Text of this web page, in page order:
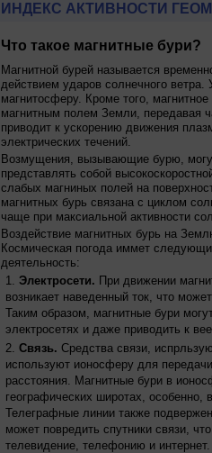
ИНДЕКС АКТИВНОСТИ
Что такое магнитные бури?
Магнитной бурей называется
действием ударов солнечного ветра.
магнитосферу. Кроме того,
магнитным полем Земли, передавая
приводит к ускорению движения
электрических течений.
Возмущения, вызывающие бурю,
представлять собой
слабых магниных полей на
магнитных бурь связана с циклом
чаще при максиальной активности
Воздействие магнитных бурь на
Космическая погода иммет
деятельность:
Электросети. При движении
возникает наведенный ток, что
Таким образом, магнитные бури
электросетях и даже приводить к
Связь. Средства связи,
используют ионосферу для
расстояния. Магнитные бури в
географических широтах,
Телеграфные линии также
может повредить спутники связи,
телевидение, телефонию и интернет.